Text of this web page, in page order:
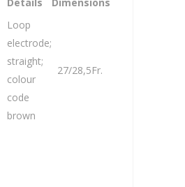
Loop
electrode;
straight;
colour
code
brown
27/28,5Fr.